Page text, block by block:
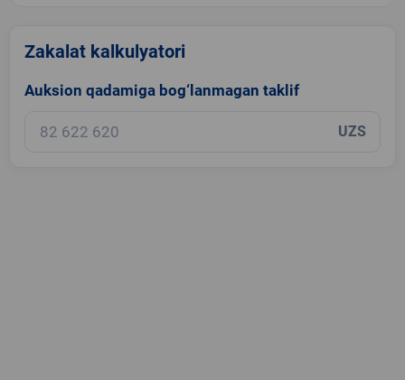
Zakalat kalkulyatori
Auksion qadamiga bog‘lanmagan taklif
UZS